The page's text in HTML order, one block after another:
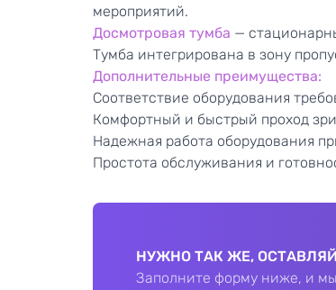
мероприятий.
Досмотровая тумба —
Тумба интегрирована в зону
Дополнительные преимущества:
Соответствие оборудования
Комфортный и быстрый проход
Надежная работа оборудования
Простота обслуживания и
НУЖНО ТАК ЖЕ,
Заполните форму ниже, и